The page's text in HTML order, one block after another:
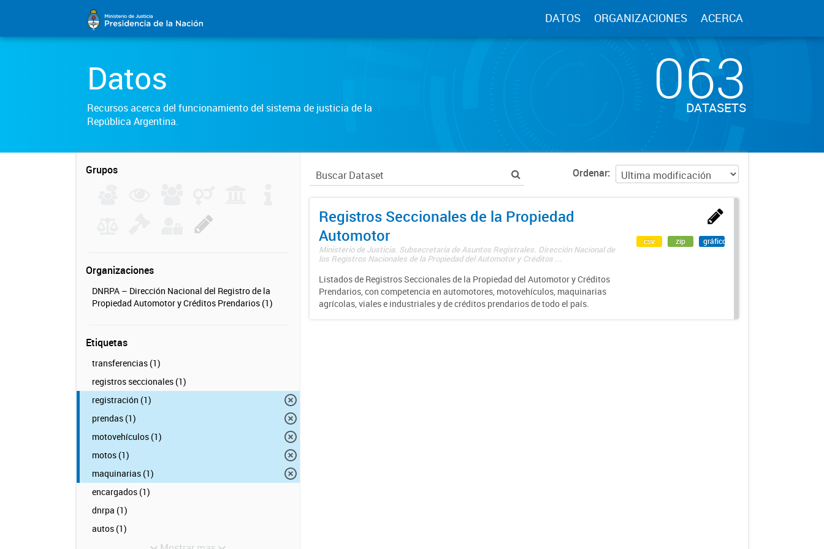
DATOS ORGANIZACIONES ACERCA
Datos
Recursos acerca del funcionamiento del sistema de justicia de la
República Argentina.
063
DATASETS
Grupos
Organizaciones
DNRPA – Dirección Nacional del Registro de la
Propiedad Automotor y Créditos Prendarios (1)
Etiquetas
transferencias (1)
registros seccionales (1)
registración (1)
prendas (1)
motovehículos (1)
motos (1)
maquinarias (1)
encargados (1)
dnrpa (1)
autos (1)
Ordenar
Registros Seccionales de la Propiedad
Automotor
Ministerio de Justicia. Subsecretaría de Asuntos Registrales. Dirección Nacional de
los Registros Nacionales de la Propiedad del Automotor y Créditos ...
Listados de Registros Seccionales de la Propiedad del Automotor y Créditos
Prendarios, con competencia en automotores, motovehículos, maquinarias
agrícolas, viales e industriales y de créditos prendarios de todo el país.
csv zip gráfico